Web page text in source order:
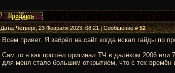
Дата: Четверг, 23 Февраля 2023, 08:21 | Сообщение #52
Всем привет. Я забрёл на сайт когда искал гайды по
Сам то я как прошёл оригинал ТЧ в далёком 2006 или
для меня стало большим открытием, что с тех времён